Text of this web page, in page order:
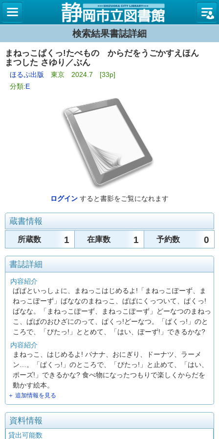
図書館
検索結果書誌詳細
まねっこぱくっ!たべもの からだをうごかすえほん
まつした さゆり／ぶん
ほるぷ出版 東京 2024.7 [33p]
分類:E
ログイン すると書影をご覧になれます
蔵書情報
所蔵数 1 在庫数 1 予約数 0
書誌詳細
内容紹介
ぱぱといっしょに、まねっこはじめるよ!「まねっこぽーず、ま
ねっこぽーず」ばななのまねっこ、ぱぱにくっついて、ぱくっ!
ばなな。「まねっこぽーず、まねっこぽーず」どーなつのまねっ
こ、ぱぱのおひざにのって、ぱくっ!どーなつ。「ぱくっ!」のと
ころで、「ぴたっ!」ととめて、「はい、ぽーず!」できるかな?
内容紹介
まねっこ、はじめるよ! バナナ、おにぎり、ドーナツ、ラーメ
ン…。「ぱくっ!」のところで、「ぴたっ!」と止めて、「はい、
ポーズ!」できるかな? 食べ物になったつもりで楽しくからだを
動かす絵本。
＋ 追加情報を見る
資料情報
貸出可能数